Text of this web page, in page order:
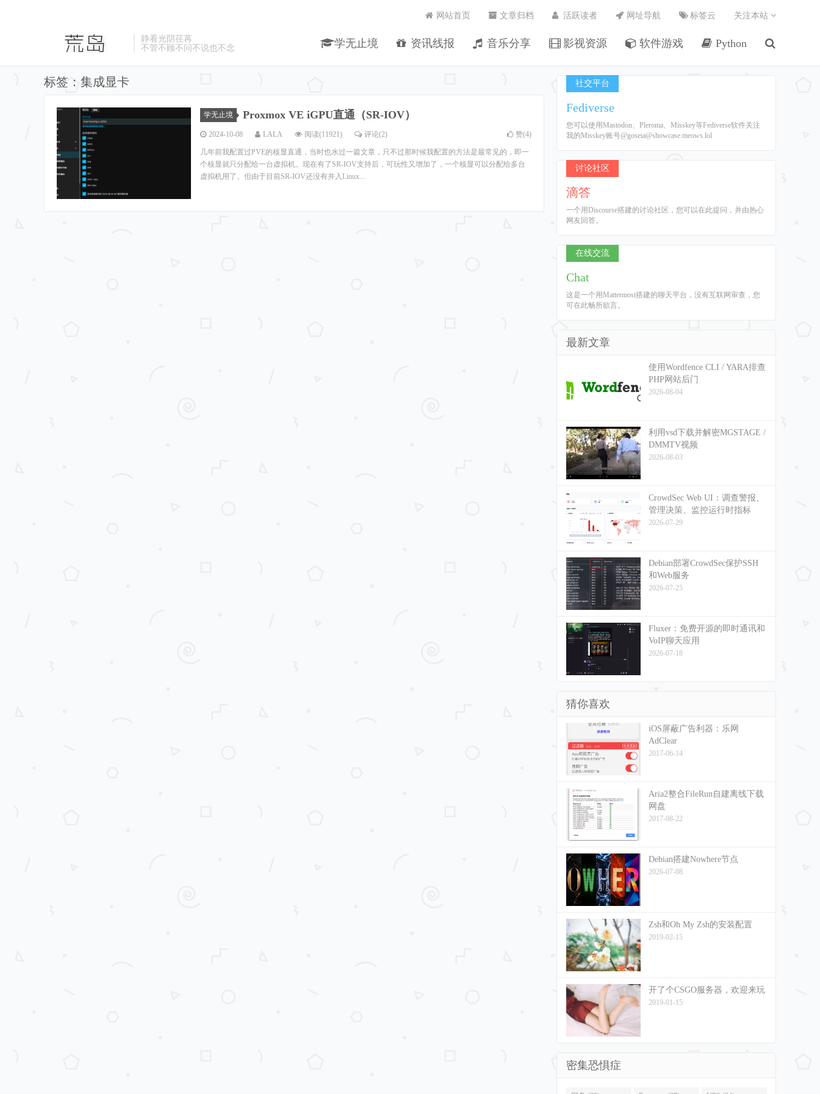
静看光阴荏苒
不管不顾不问不说也不念
学无止境 资讯线报 音乐分享 影视资源 软件游戏 Python
网站首页 文章归档 活跃读者 网址导航 标签云 关注本站
标签：集成显卡
学无止境 Proxmox VE iGPU直通（SR-IOV）
2024-10-08 LALA 阅读(11921) 评论(2) 赞(4)
几年前我配置过PVE的核显直通，当时也水过一篇文章，只不过那时候我配置的方法是最常见的，即一
个核显就只分配给一台虚拟机。现在有了SR-IOV支持后，可玩性又增加了，一个核显可以分配给多台
虚拟机用了。但由于目前SR-IOV还没有并入Linux...
社交平台
Fediverse
您可以使用Mastodon、Pleroma、Misskey等Fediverse软件关注
我的Misskey账号@goseia@showcase.meows.lol
讨论社区
滴答
一个用Discourse搭建的讨论社区，您可以在此提问，并由热心
网友回答。
在线交流
Chat
这是一个用Mattermost搭建的聊天平台，没有互联网审查，您
可在此畅所欲言。
最新文章
使用Wordfence CLI / YARA排查
PHP网站后门
2026-08-04
利用vsd下载并解密MGSTAGE /
DMMTV视频
2026-08-03
CrowdSec Web UI：调查警报、
管理决策、监控运行时指标
2026-07-29
Debian部署CrowdSec保护SSH
和Web服务
2026-07-25
Fluxer：免费开源的即时通讯和
VoIP聊天应用
2026-07-18
猜你喜欢
iOS屏蔽广告利器：乐网
AdClear
2017-06-14
Aria2整合FileRun自建离线下载
网盘
2017-08-22
Debian搭建Nowhere节点
2026-07-08
Zsh和Oh My Zsh的安装配置
2019-02-15
开了个CSGO服务器，欢迎来玩
2019-01-15
密集恐惧症